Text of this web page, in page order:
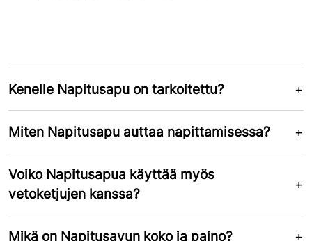
Kenelle Napitusapu on tarkoitettu?
Miten Napitusapu auttaa napittamisessa?
Voiko Napitusapua käyttää myös
vetoketjujen kanssa?
Mikä on Napitusavun koko ja paino?